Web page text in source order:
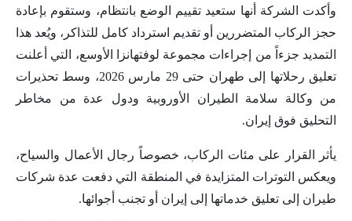
وأكدت الشركة أنها ستعيد تقييم الوضع بانتظام، وستقوم بإعادة
حجز الركاب المتضررين أو تقديم استرداد كامل للتذاكر، ويُعد هذا
التمديد جزءاً من إجراءات مجموعة لوفتهانزا الأوسع، التي أعلنت
تعليق رحلاتها إلى طهران حتى 29 مارس 2026، وسط تحذيرات
من وكالة سلامة الطيران الأوروبية ودول عدة من مخاطر
التحليق فوق إيران.
يأثر القرار على مئات الركاب، خصوصاً رجال الأعمال والسياح،
ويعكس التوترات المتزايدة في المنطقة التي دفعت عدة شركات
طيران إلى تعليق خدماتها إلى إيران أو تجنب أجوائها.